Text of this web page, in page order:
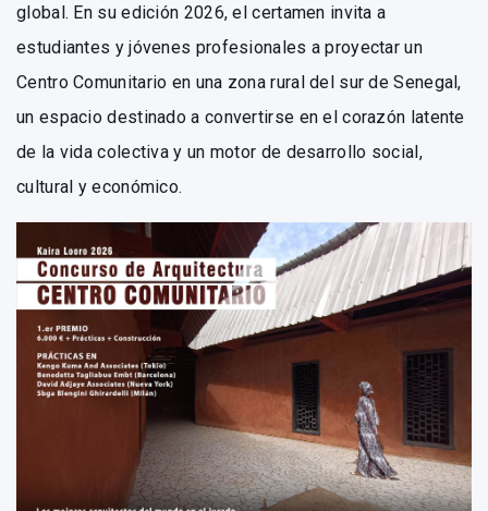
global. En su edición 2026, el certamen invita a
estudiantes y jóvenes profesionales a proyectar un
Centro Comunitario en una zona rural del sur de Senegal,
un espacio destinado a convertirse en el corazón latente
de la vida colectiva y un motor de desarrollo social,
cultural y económico.